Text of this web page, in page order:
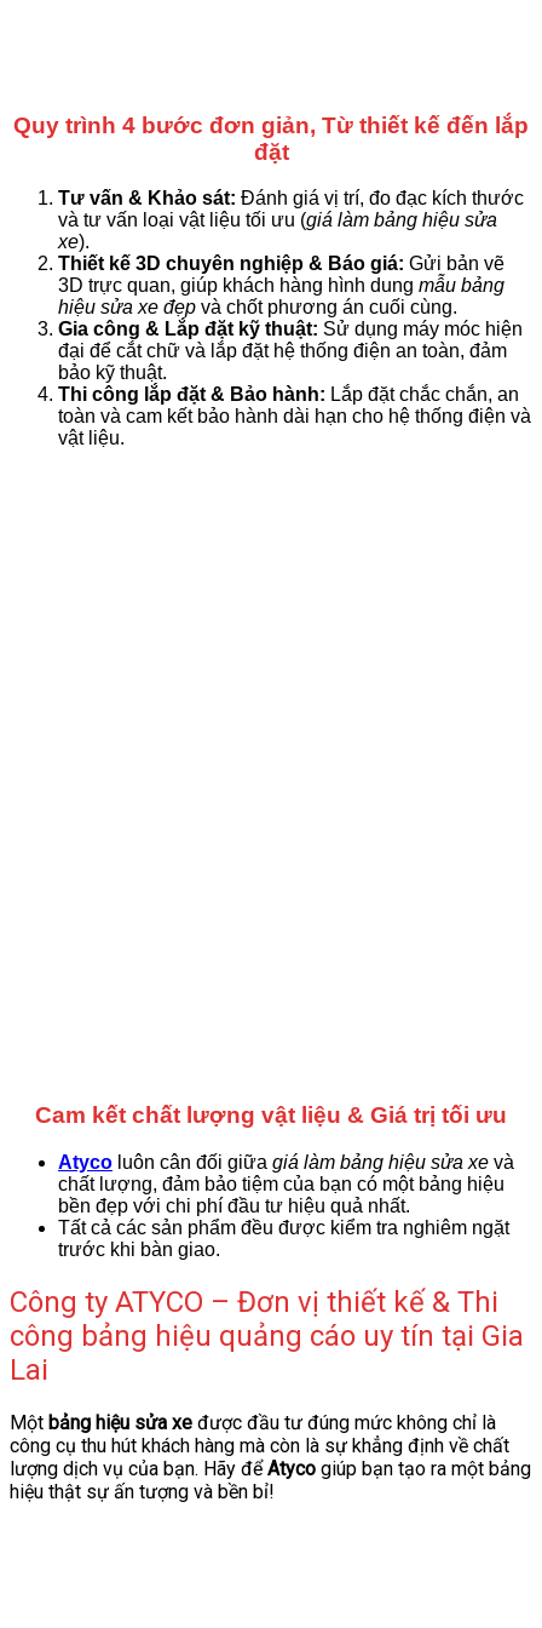
Quy trình 4 bước đơn giản, Từ thiết kế đến lắp
đặt
Tư vấn & Khảo sát: Đánh giá vị trí, đo đạc kích thước
và tư vấn loại vật liệu tối ưu (giá làm bảng hiệu sửa
xe).
Thiết kế 3D chuyên nghiệp & Báo giá: Gửi bản vẽ
3D trực quan, giúp khách hàng hình dung mẫu bảng
hiệu sửa xe đẹp và chốt phương án cuối cùng.
Gia công & Lắp đặt kỹ thuật: Sử dụng máy móc hiện
đại để cắt chữ và lắp đặt hệ thống điện an toàn, đảm
bảo kỹ thuật.
Thi công lắp đặt & Bảo hành: Lắp đặt chắc chắn, an
toàn và cam kết bảo hành dài hạn cho hệ thống điện và
vật liệu.
Cam kết chất lượng vật liệu & Giá trị tối ưu
Atyco luôn cân đối giữa giá làm bảng hiệu sửa xe và
chất lượng, đảm bảo tiệm của bạn có một bảng hiệu
bền đẹp với chi phí đầu tư hiệu quả nhất.
Tất cả các sản phẩm đều được kiểm tra nghiêm ngặt
trước khi bàn giao.
Công ty ATYCO – Đơn vị thiết kế & Thi
công bảng hiệu quảng cáo uy tín tại Gia
Lai
Một bảng hiệu sửa xe được đầu tư đúng mức không chỉ là
công cụ thu hút khách hàng mà còn là sự khẳng định về chất
lượng dịch vụ của bạn. Hãy đểAtyco giúp bạn tạo ra một bảng
hiệu thật sự ấn tượng và bền bỉ!